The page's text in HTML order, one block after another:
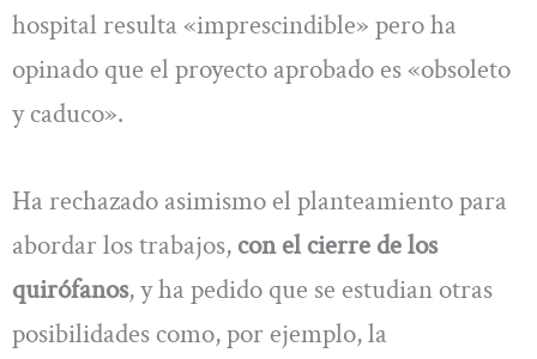
hospital resulta «imprescindible» pero ha
opinado que el proyecto aprobado es «obsoleto
y caduco».
Ha rechazado asimismo el planteamiento para
abordar los trabajos, con el cierre de los
quirófanos, y ha pedido que se estudian otras
posibilidades como, por ejemplo, la